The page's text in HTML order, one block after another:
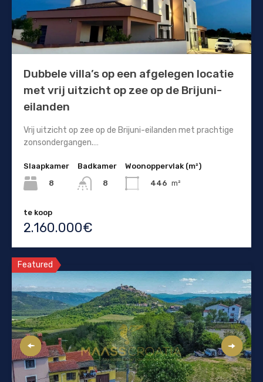
Dubbele villa’s op een afgelegen locatie
met vrij uitzicht op zee op de Brijuni-
eilanden
Vrij uitzicht op zee op de Brijuni-eilanden met prachtige
zonsondergangen.…
Slaapkamer
8
Badkamer
8
Woonoppervlak (m²)
446 m²
te koop
2.160.000€
Featured